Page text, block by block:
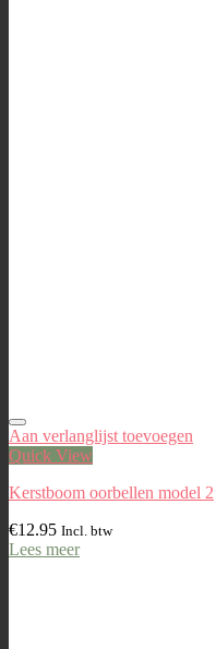
Aan verlanglijst toevoegen
Quick View
Kerstboom oorbellen model 2
€12.95 Incl. btw
Lees meer